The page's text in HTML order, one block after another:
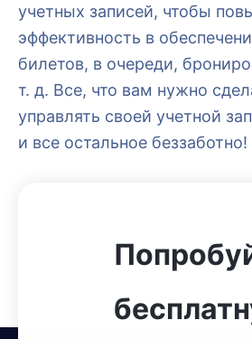
учетных записей, чтобы
эффективность в
билетов, в очереди,
т. д. Все, что вам нужно
управлять своей учетной
и все остальное беззаботно!